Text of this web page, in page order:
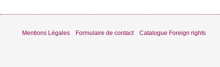
Mentions Légales Formulaire de contact Catalogue Foreign rights